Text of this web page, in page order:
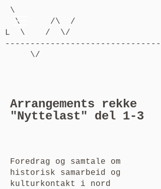
\
\ /\ /
L \ / \/
\/
Arrangements rekke
"Nyttelast" del 1-3
Foredrag og samtale om
historisk samarbeid og
kulturkontakt i nord